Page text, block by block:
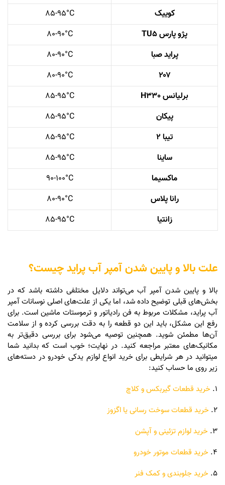
کوییک
85-95°C
پژو پارس TU5
80-90°C
پراید صبا
80-90°C
۲۰۷
80-90°C
برلیانس H330
85-95°C
پیکان
85-95°C
تیبا ۲
85-95°C
ساینا
85-95°C
ماکسیما
90-100°C
رانا پلاس
80-90°C
زانتیا
85-95°C
علت بالا و پایین شدن آمپر آب پراید چیست؟
بالا و پایین شدن آمپر آب می‌تواند دلایل مختلفی داشته باشد که در
بخش‌های قبلی توضیح داده شد، اما یکی از علت‌های اصلی نوسانات آمپر
آب پراید، مشکلات مربوط به فن رادیاتور و ترموستات ماشین است. برای
رفع این مشکل، باید این دو قطعه را به دقت بررسی کرده و از سلامت
آن‌ها مطمئن شوید. همچنین توصیه می‌شود برای بررسی دقیق‌تر به
مکانیک‌های معتبر مراجعه کنید. در نهایت؛ خوب است که بدانید شما
میتوانید در هر شرایطی برای خرید انواع لوازم یدکی خودرو در دسته‌های
زیر روی ما حساب کنید:
1. خرید قطعات گیربکس و کلاچ
2. خرید قطعات سوخت رسانی یا اگزوز
3. خرید لوازم تزئینی و آپشن
4. خرید قطعات موتور خودرو
5. خرید جلوبندی و کمک فنر